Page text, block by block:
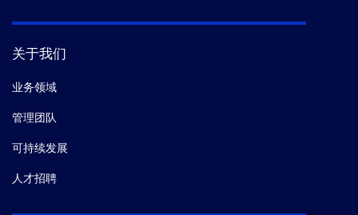
关于我们
业务领域
管理团队
可持续发展
人才招聘